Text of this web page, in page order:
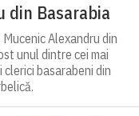
din Basarabia
Alexandru din
unul dintre cei mai
basarabeni din